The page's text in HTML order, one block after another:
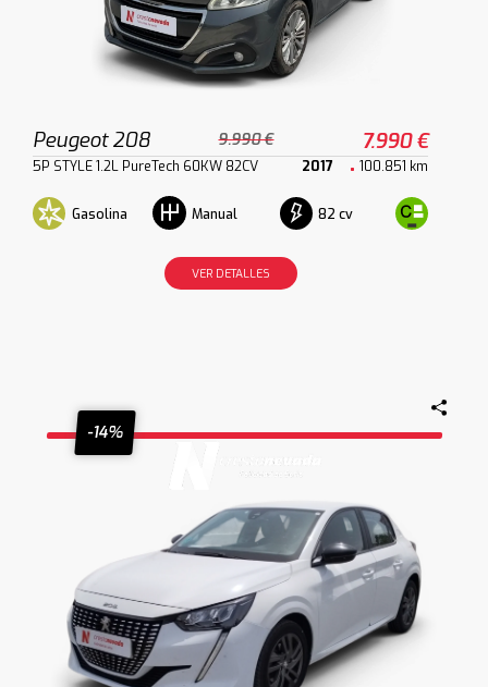
Peugeot 208 9.990 € 7.990 €
5P STYLE 1.2L PureTech 60KW 82CV 2017 100.851 km
Gasolina Manual 82 cv
VER DETALLES
-14%